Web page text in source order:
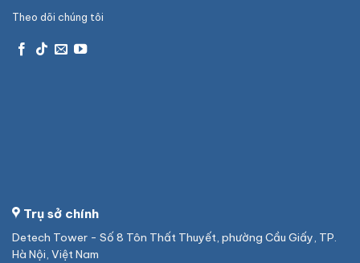
Theo dõi chúng tôi
Trụ sở chính
Detech Tower - Số 8 Tôn Thất Thuyết, phường Cầu Giấy, TP.
Hà Nội, Việt Nam